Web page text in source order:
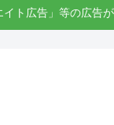
イト広告」等の広告